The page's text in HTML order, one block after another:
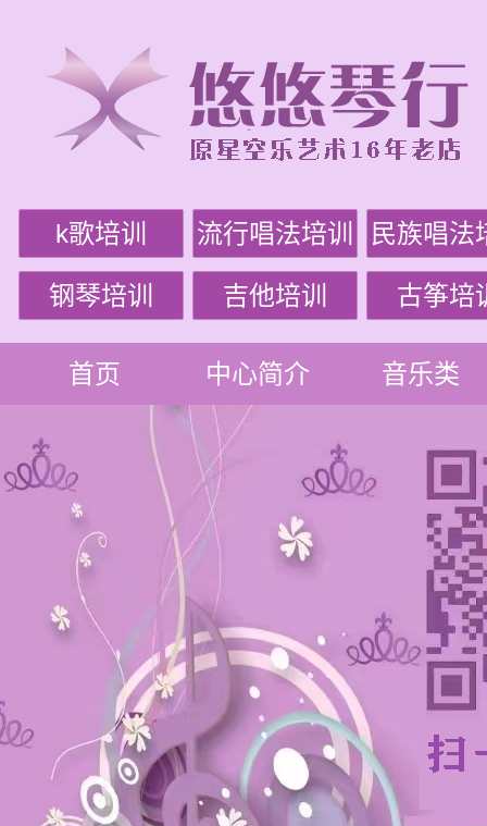
k歌培训 流行唱法培训 民族唱法
钢琴培训 吉他培训 古筝培
首页 中心简介 音乐类